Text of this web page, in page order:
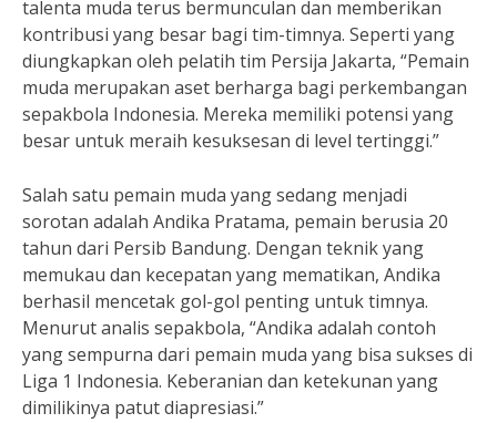
talenta muda terus bermunculan dan memberikan
kontribusi yang besar bagi tim-timnya. Seperti yang
diungkapkan oleh pelatih tim Persija Jakarta, “Pemain
muda merupakan aset berharga bagi perkembangan
sepakbola Indonesia. Mereka memiliki potensi yang
besar untuk meraih kesuksesan di level tertinggi.”
Salah satu pemain muda yang sedang menjadi
sorotan adalah Andika Pratama, pemain berusia 20
tahun dari Persib Bandung. Dengan teknik yang
memukau dan kecepatan yang mematikan, Andika
berhasil mencetak gol-gol penting untuk timnya.
Menurut analis sepakbola, “Andika adalah contoh
yang sempurna dari pemain muda yang bisa sukses di
Liga 1 Indonesia. Keberanian dan ketekunan yang
dimilikinya patut diapresiasi.”